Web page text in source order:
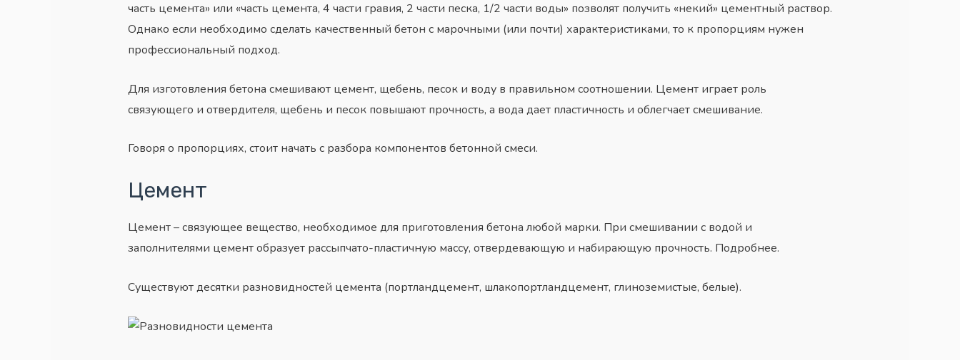
часть цемента» или «часть цемента, 4 части гравия, 2 части песка, 1/2 части воды» позволят получить «некий» цементный раствор.
Однако если необходимо сделать качественный бетон с марочными (или почти) характеристиками, то к пропорциям нужен
профессиональный подход.
Для изготовления бетона смешивают цемент, щебень, песок и воду в правильном соотношении. Цемент играет роль
связующего и отвердителя, щебень и песок повышают прочность, а вода дает пластичность и облегчает смешивание.
Говоря о пропорциях, стоит начать с разбора компонентов бетонной смеси.
Цемент
Цемент – связующее вещество, необходимое для приготовления бетона любой марки. При смешивании с водой и
заполнителями цемент образует рассыпчато-пластичную массу, отвердевающую и набирающую прочность. Подробнее.
Существуют десятки разновидностей цемента (портландцемент, шлакопортландцемент, глиноземистые, белые).